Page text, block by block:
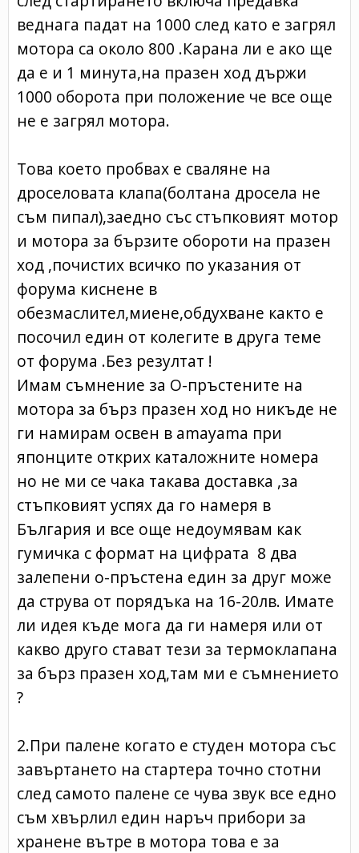
веднага падат на 1000 след като е загрял
мотора са около 800 .Карана ли е ако ще
да е и 1 минута,на празен ход държи
1000 оборота при положение че все още
не е загрял мотора.
Това което пробвах е сваляне на
дроселовата клапа(болтана дросела не
съм пипал),заедно със стъпковият мотор
и мотора за бързите обороти на празен
ход ,почистих всичко по указания от
форума киснене в
обезмаслител,миене,обдухване както е
посочил един от колегите в друга теме
от форума .Без резултат !
Имам съмнение за О-пръстените на
мотора за бърз празен ход но никъде не
ги намирам освен в amayama при
японците открих каталожните номера
но не ми се чака такава доставка ,за
стъпковият успях да го намеря в
България и все още недоумявам как
гумичка с формат на цифрата 8 два
залепени о-пръстена един за друг може
да струва от порядъка на 16-20лв. Имате
ли идея къде мога да ги намеря или от
какво друго стават тези за термоклапана
за бърз празен ход,там ми е съмнението
?
2.При палене когато е студен мотора със
завъртането на стартера точно стотни
след самото палене се чува звук все едно
съм хвърлил един наръч прибори за
хранене вътре в мотора това е за